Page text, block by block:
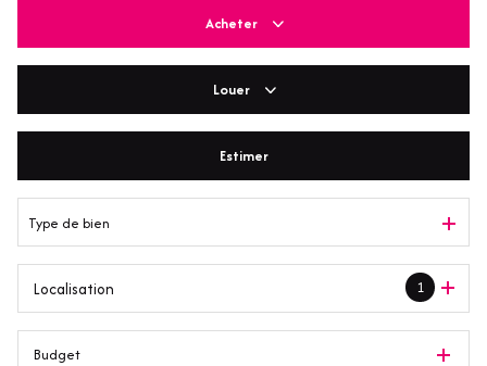
Acheter
De l'immo pro
Louer
Estimer
Type de bien
1
Localisation
Budget